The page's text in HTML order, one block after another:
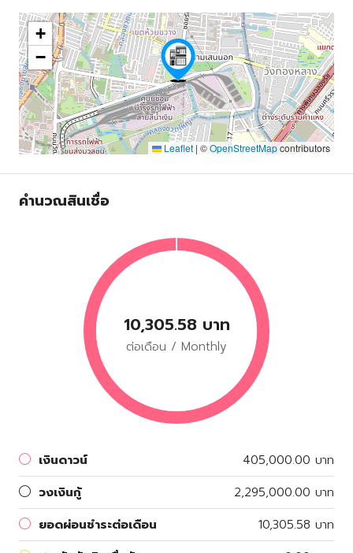
+
−
Leaflet | ©OpenStreetMapcontributors
คำนวณสินเชื่อ
10,305.58 บาท
ต่อเดือน / Monthly
เงินดาวน์
405,000.00 บาท
วงเงินกู้
2,295,000.00 บาท
ยอดผ่อนชำระต่อเดือน
10,305.58 บาท